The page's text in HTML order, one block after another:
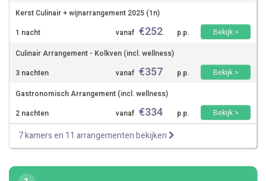
Kerst Culinair + wijnarrangement 2025 (1n)
1 nacht
vanaf €252 p.p.
Bekijk >
Culinair Arrangement - Kolkven (incl. wellness)
3 nachten
vanaf €357 p.p.
Bekijk >
Gastronomisch Arrangement (incl. wellness)
2 nachten
vanaf €334 p.p. Bekijk >
7 kamers en 11 arrangementen bekijken